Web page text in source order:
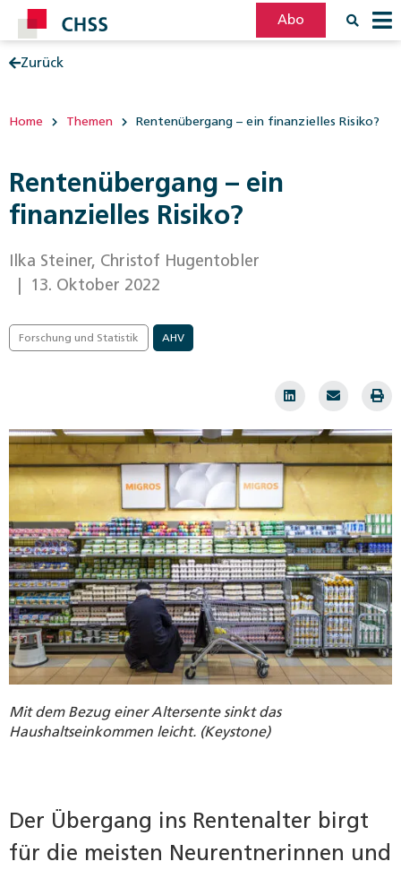
Abo
Zurück
Home Themen Rentenübergang – ein finanzielles Risiko?
Rentenübergang – ein
finanzielles Risiko?
Ilka Steiner, Christof Hugentobler
| 13. Oktober 2022
Forschung und Statistik AHV
Mit dem Bezug einer Altersente sinkt das
Haushaltseinkommen leicht. (Keystone)
Der Übergang ins Rentenalter birgt
für die meisten Neurentnerinnen und